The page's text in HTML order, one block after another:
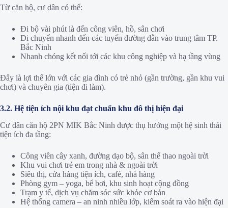
Từ căn hộ, cư dân có thể:
Đi bộ vài phút là đến công viên, hồ, sân chơi
Di chuyển nhanh đến các tuyến đường dẫn vào trung tâm TP.
Bắc Ninh
Nhanh chóng kết nối tới các khu công nghiệp và hạ tầng vùng
Đây là lợi thế lớn với các gia đình có trẻ nhỏ (gần trường, gần khu vui
chơi) và chuyên gia (tiện đi làm).
3.2. Hệ tiện ích nội khu đạt chuẩn khu đô thị hiện đại
Cư dân căn hộ 2PN MIK Bắc Ninh được thụ hưởng một hệ sinh thái
tiện ích đa tầng:
Công viên cây xanh, đường dạo bộ, sân thể thao ngoài trời
Khu vui chơi trẻ em trong nhà & ngoài trời
Siêu thị, cửa hàng tiện ích, café, nhà hàng
Phòng gym – yoga, bể bơi, khu sinh hoạt cộng đồng
Trạm y tế, dịch vụ chăm sóc sức khỏe cơ bản
Hệ thống camera – an ninh nhiều lớp, kiểm soát ra vào hiện đại